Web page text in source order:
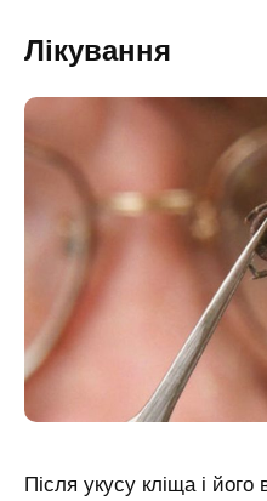
Лікування
Після укусу кліща і